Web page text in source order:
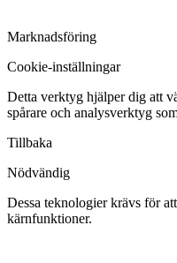
Marknadsföring
Cookie-inställningar
Detta verktyg hjälper dig att
spårare och analysverktyg
Tillbaka
Nödvändig
Dessa teknologier krävs för
kärnfunktioner.